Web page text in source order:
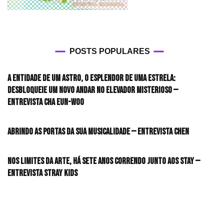
POSTS POPULARES
A entidade de um astro, o esplendor de uma estrela:
desbloqueie um novo andar no elevador misterioso —
Entrevista CHA EUN-WOO
Abrindo as portas da sua musicalidade — Entrevista CHEN
Nos limites da arte, há sete anos correndo junto aos STAY —
Entrevista Stray Kids